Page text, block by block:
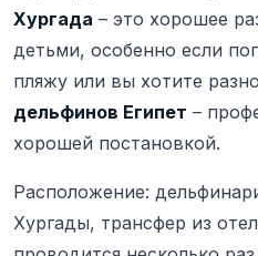
Хургада – это хорошее
детьми, особенно если
пляжу или вы хотите
дельфинов Египет –
хорошей постановкой.
Расположение:
Хургады, трансфер из